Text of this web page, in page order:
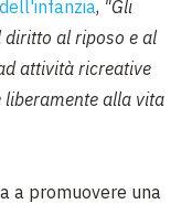
, "Gli
al riposo e al
attività ricreative
liberamente alla vita
a promuovere una